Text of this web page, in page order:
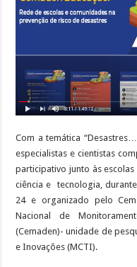
Com a temática
especialistas e cientistas
participativo junto às
ciência e tecnologia,
24 e organizado pelo
Nacional de
(Cemaden)- unidade de
e Inovações (MCTI).